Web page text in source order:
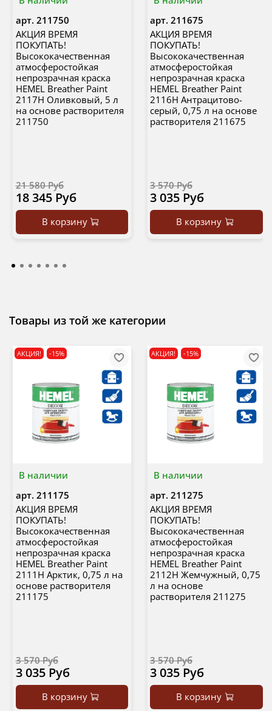
арт. 211750
АКЦИЯ ВРЕМЯ
ПОКУПАТЬ!
Высококачественная
атмосферостойкая
непрозрачная краска
HEMEL Breather Paint
2117H Оливковый, 5 л
на основе растворителя
211750
21 580 Руб
18 345 Руб
В корзину
арт. 211675
АКЦИЯ ВРЕМЯ
ПОКУПАТЬ!
Высококачественная
атмосферостойкая
непрозрачная краска
HEMEL Breather Paint
2116H Антрацитово-
серый, 0,75 л на основе
растворителя 211675
3 570 Руб
3 035 Руб
В корзину
Товары из той же категории
В наличии
АКЦИЯ! -15%
арт. 211175
АКЦИЯ ВРЕМЯ
ПОКУПАТЬ!
Высококачественная
атмосферостойкая
непрозрачная краска
HEMEL Breather Paint
2111H Арктик, 0,75 л на
основе растворителя
211175
3 570 Руб
3 035 Руб
В корзину
В наличии
АКЦИЯ! -15%
арт. 211275
АКЦИЯ ВРЕМЯ
ПОКУПАТЬ!
Высококачественная
атмосферостойкая
непрозрачная краска
HEMEL Breather Paint
2112H Жемчужный, 0,75
л на основе
растворителя 211275
3 570 Руб
3 035 Руб
В корзину